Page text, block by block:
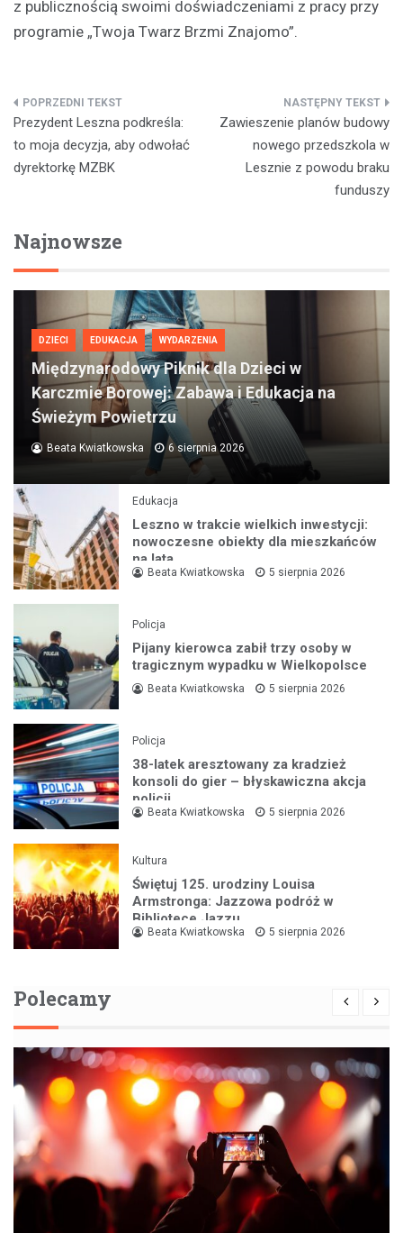
z publicznością swoimi doświadczeniami z pracy przy
programie „Twoja Twarz Brzmi Znajomo”.
Nawigacja
wpisu
Prezydent Leszna podkreśla:
to moja decyzja, aby odwołać
dyrektorkę MZBK
Zawieszenie planów budowy
nowego przedszkola w
Lesznie z powodu braku
funduszy
Najnowsze
DZIECI EDUKACJA WYDARZENIA
Międzynarodowy Piknik dla Dzieci w
Karczmie Borowej: Zabawa i Edukacja na
Świeżym Powietrzu
Beata Kwiatkowska 6 sierpnia 2026
Edukacja
Leszno w trakcie wielkich inwestycji:
nowoczesne obiekty dla mieszkańców
na lata
Beata Kwiatkowska 5 sierpnia 2026
Policja
Pijany kierowca zabił trzy osoby w
tragicznym wypadku w Wielkopolsce
Beata Kwiatkowska 5 sierpnia 2026
Policja
38-latek aresztowany za kradzież
konsoli do gier – błyskawiczna akcja
policji
Beata Kwiatkowska 5 sierpnia 2026
Kultura
Świętuj 125. urodziny Louisa
Armstronga: Jazzowa podróż w
Bibliotece Jazzu
Beata Kwiatkowska 5 sierpnia 2026
Polecamy